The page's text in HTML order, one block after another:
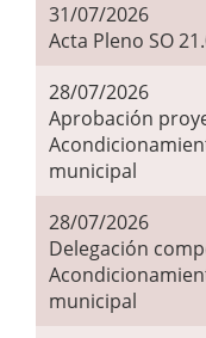
31/07/2026
Acta Pleno SO
28/07/2026
Aprobación
municipal
28/07/2026
Delegación
municipal